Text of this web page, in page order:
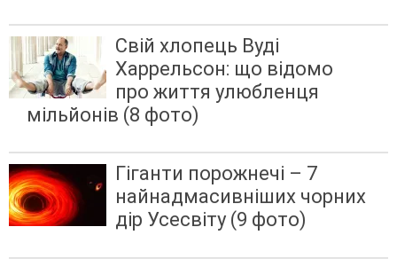
Свій хлопець Вуді
Харрельсон: що відомо
про життя улюбленця
мільйонів (8 фото)
Гіганти порожнечі – 7
найнадмасивніших чорних
дір Усесвіту (9 фото)